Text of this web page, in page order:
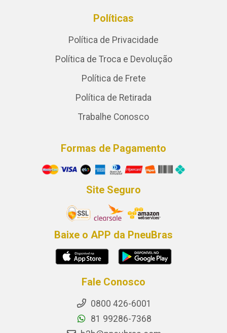
Políticas
Política de Privacidade
Política de Troca e Devolução
Política de Frete
Política de Retirada
Trabalhe Conosco
Formas de Pagamento
Site Seguro
Baixe o APP da PneuBras
Fale Conosco
0800 426-6001
81 99286-7368